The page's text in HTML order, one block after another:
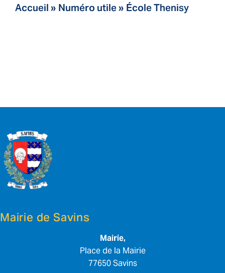
Accueil»Numéro utile»École Thenisy
Mairie de Savins
Mairie,
Place de la Mairie
77650 Savins